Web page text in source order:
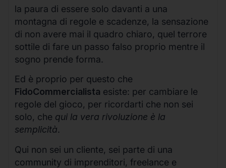
la paura di essere solo davanti a una
montagna di regole e scadenze, la sensazione
di non avere mai il quadro chiaro, quel terrore
sottile di fare un passo falso proprio mentre il
sogno prende forma.
Ed è proprio per questo che
FidoCommercialista esiste: per cambiare le
regole del gioco, per ricordarti che non sei
solo, che qui la vera rivoluzione è la
semplicità.
Qui non sei un cliente, sei parte di una
community di imprenditori, freelance e